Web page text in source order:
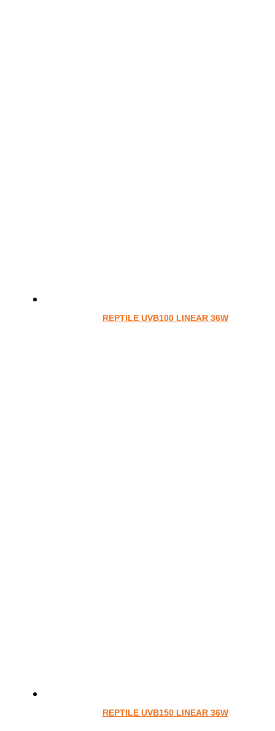
REPTILE UVB100 LINEAR 36W
REPTILE UVB150 LINEAR 36W